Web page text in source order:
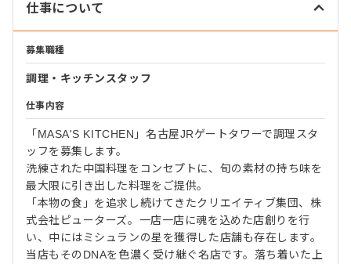
仕事について
募集職種
調理・キッチンスタッフ
仕事内容
「MASA'S KITCHEN」名古屋JRゲートタワーで調理スタ
ッフを募集します。
洗練された中国料理をコンセプトに、旬の素材の持ち味を
最大限に引き出した料理をご提供。
「本物の食」を追求し続けてきたクリエイティブ集団、株
式会社ピューターズ。一店一店に魂を込めた店創りを行
い、中にはミシュランの星を獲得した店舗も存在します。
当店もそのDNAを色濃く受け継ぐ名店です。落ち着いた上